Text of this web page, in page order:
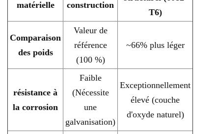
matérielle construction
T6)
Comparaison
des poids
Valeur de
référence
(100 %)
~66% plus léger
résistance à
la corrosion
Faible
(Nécessite
une
galvanisation)
Exceptionnellement
élevé (couche
d'oxyde naturel)